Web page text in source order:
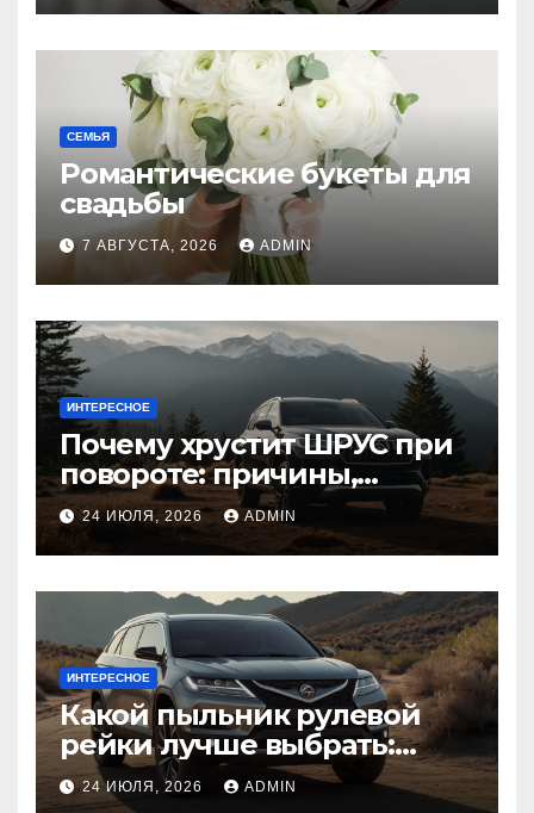
СЕМЬЯ
Романтические букеты для
свадьбы
7 АВГУСТА, 2026 ADMIN
ИНТЕРЕСНОЕ
Почему хрустит ШРУС при
повороте: причины,
диагностика
24 ИЮЛЯ, 2026 ADMIN
ИНТЕРЕСНОЕ
Какой пыльник рулевой
рейки лучше выбрать:
оригинальный или аналог,
резина или полиуретан
24 ИЮЛЯ, 2026 ADMIN